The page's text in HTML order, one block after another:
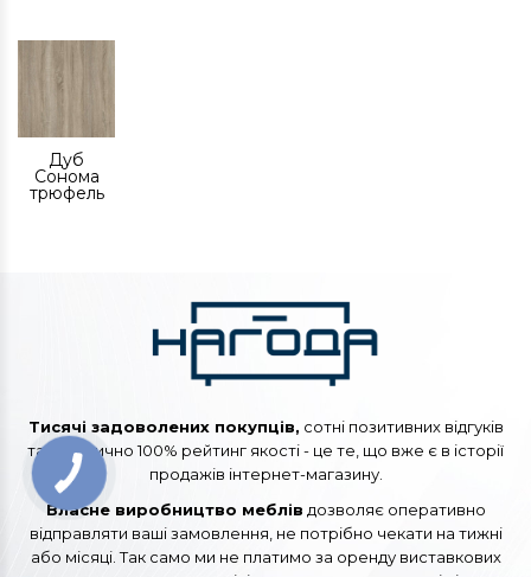
Дуб
Сонома
трюфель
Тисячі задоволених покупців, сотні позитивних відгуків
та практично 100% рейтинг якості - це те, що вже є в історії
продажів інтернет-магазину.
Власне виробництво меблів дозволяє оперативно
відправляти ваші замовлення, не потрібно чекати на тижні
або місяці. Так само ми не платимо за оренду виставкових